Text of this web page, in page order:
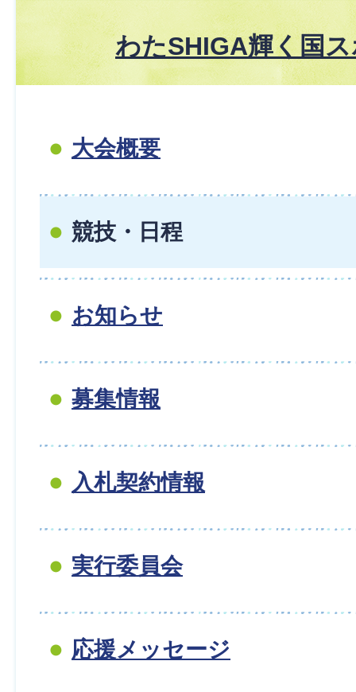
わたSHIGA輝く国
大会概要
競技・日程
お知らせ
募集情報
入札契約情報
実行委員会
応援メッセージ